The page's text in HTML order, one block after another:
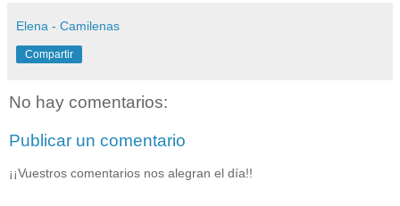
Elena - Camilenas
Compartir
No hay comentarios:
Publicar un comentario
¡¡Vuestros comentarios nos alegran el día!!